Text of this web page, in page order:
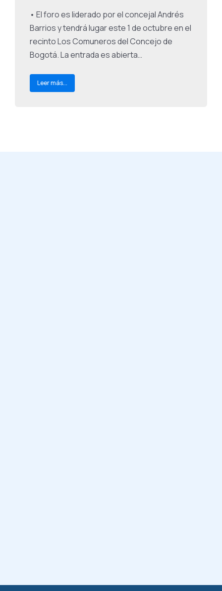
• El foro es liderado por el concejal Andrés
Barrios y tendrá lugar este 1 de octubre en el
recinto Los Comuneros del Concejo de
Bogotá. La entrada es abierta…
Leer más...